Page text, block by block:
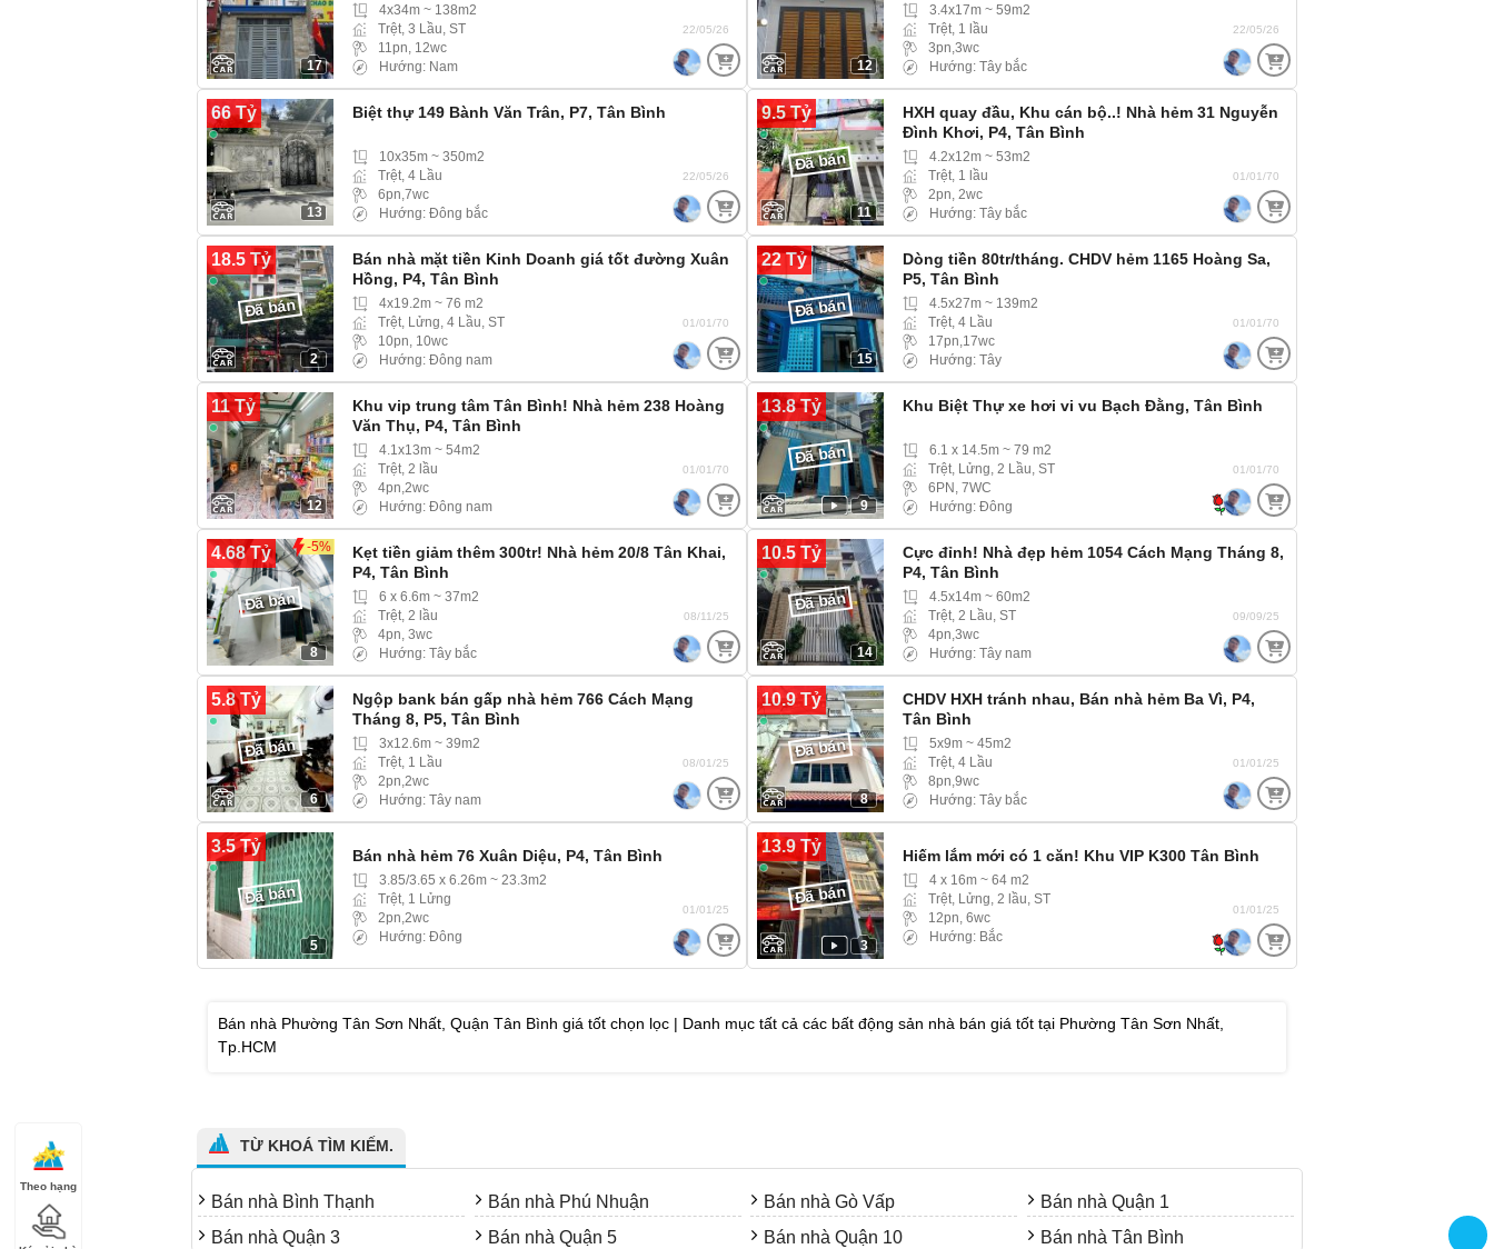
17
4x34m ~ 138m2
Trệt, 3 Lầu, ST
11pn, 12wc
Hướng: Nam
22/05/26
12
3.4x17m ~ 59m2
Trệt, 1 lầu
3pn,3wc
Hướng: Tây bắc
22/05/26
66 Tỷ
13
Biệt thự 149 Bành Văn Trân, P7, Tân Bình
10x35m ~ 350m2
Trệt, 4 Lầu
6pn,7wc
Hướng: Đông bắc
22/05/26
9.5 Tỷ
11
Đã bán
HXH quay đầu, Khu cán bộ..! Nhà hẻm 31 Nguyễn
Đình Khơi, P4, Tân Bình
4.2x12m ~ 53m2
Trệt, 1 lầu
2pn, 2wc
Hướng: Tây bắc
01/01/70
18.5 Tỷ
2
Đã bán
Bán nhà mặt tiền Kinh Doanh giá tốt đường Xuân
Hồng, P4, Tân Bình
4x19.2m ~ 76 m2
Trệt, Lửng, 4 Lầu, ST
10pn, 10wc
Hướng: Đông nam
01/01/70
22 Tỷ
15
Đã bán
Dòng tiền 80tr/tháng. CHDV hẻm 1165 Hoàng Sa,
P5, Tân Bình
4.5x27m ~ 139m2
Trệt, 4 Lầu
17pn,17wc
Hướng: Tây
01/01/70
11 Tỷ
12
Khu vip trung tâm Tân Bình! Nhà hẻm 238 Hoàng
Văn Thụ, P4, Tân Bình
4.1x13m ~ 54m2
Trệt, 2 lầu
4pn,2wc
Hướng: Đông nam
01/01/70
13.8 Tỷ
9
Đã bán
Khu Biệt Thự xe hơi vi vu Bạch Đằng, Tân Bình
6.1 x 14.5m ~ 79 m2
Trệt, Lửng, 2 Lầu, ST
6PN, 7WC
Hướng: Đông
01/01/70
4.68 Tỷ -5%
8
Đã bán
Kẹt tiền giảm thêm 300tr! Nhà hẻm 20/8 Tân Khai,
P4, Tân Bình
6 x 6.6m ~ 37m2
Trệt, 2 lầu
4pn, 3wc
Hướng: Tây bắc
08/11/25
10.5 Tỷ
14
Đã bán
Cực đỉnh! Nhà đẹp hẻm 1054 Cách Mạng Tháng 8,
P4, Tân Bình
4.5x14m ~ 60m2
Trệt, 2 Lầu, ST
4pn,3wc
Hướng: Tây nam
09/09/25
5.8 Tỷ
6
Đã bán
Ngộp bank bán gấp nhà hẻm 766 Cách Mạng
Tháng 8, P5, Tân Bình
3x12.6m ~ 39m2
Trệt, 1 Lầu
2pn,2wc
Hướng: Tây nam
08/01/25
10.9 Tỷ
8
Đã bán
CHDV HXH tránh nhau, Bán nhà hẻm Ba Vì, P4,
Tân Bình
5x9m ~ 45m2
Trệt, 4 Lầu
8pn,9wc
Hướng: Tây bắc
01/01/25
3.5 Tỷ
5
Đã bán
Bán nhà hẻm 76 Xuân Diệu, P4, Tân Bình
3.85/3.65 x 6.26m ~ 23.3m2
Trệt, 1 Lửng
2pn,2wc
Hướng: Đông
01/01/25
13.9 Tỷ
3
Đã bán
Hiếm lắm mới có 1 căn! Khu VIP K300 Tân Bình
4 x 16m ~ 64 m2
Trệt, Lửng, 2 lầu, ST
12pn, 6wc
Hướng: Bắc
01/01/25
Bán nhà Phường Tân Sơn Nhất, Quận Tân Bình giá tốt chọn lọc | Danh mục tất cả các bất động sản nhà bán giá tốt tại Phường Tân Sơn Nhất,
Tp.HCM
TỪ KHOÁ TÌM KIẾM.
Bán nhà Bình Thạnh Bán nhà Phú Nhuận Bán nhà Gò Vấp
Bán nhà Quận 1
Bán nhà Quận 3
Bán nhà Quận 5 Bán nhà Quận 10 Bán nhà Tân Bình
Theo hạng